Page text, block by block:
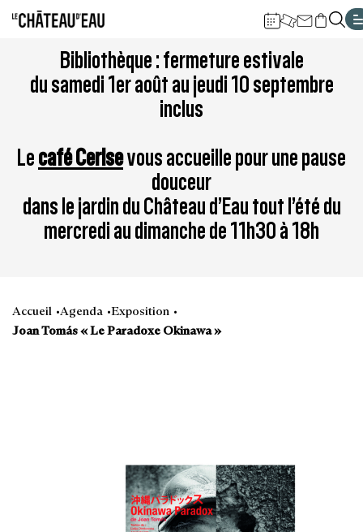
Aller
contenu
Aller
à
la
navigation
à
la
recherche
Aller
au
pied
plan
Bibliothèque : fermeture estivale
du samedi 1er août au jeudi 10 septembre
inclus
Lecafé Cerisevous accueille pour une pause
douceur
dans le jardin du Château d’Eau tout l’été du
mercredi au dimanche de 11h30 à 18h
Accueil Agenda Exposition
Joan Tomás « Le Paradoxe Okinawa »